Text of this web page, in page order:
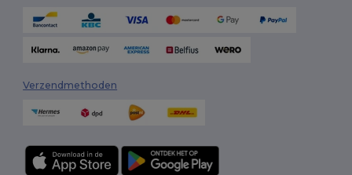
Verzendmethoden